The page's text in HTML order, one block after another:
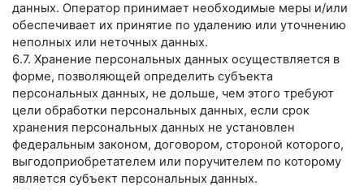
данных. Оператор принимает необходимые меры и/или
обеспечивает их принятие по удалению или уточнению
неполных или неточных данных.
6.7. Хранение персональных данных осуществляется в
форме, позволяющей определить субъекта
персональных данных, не дольше, чем этого требуют
цели обработки персональных данных, если срок
хранения персональных данных не установлен
федеральным законом, договором, стороной которого,
выгодоприобретателем или поручителем по которому
является субъект персональных данных.